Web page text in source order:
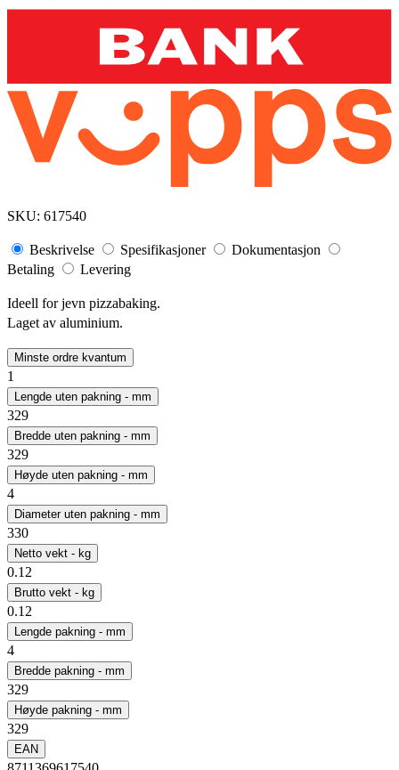
SKU: 617540
Beskrivelse Spesifikasjoner
Dokumentasjon
Betaling
Levering
Ideell for jevn pizzabaking.
Laget av aluminium.
Minste ordre kvantum
1
Lengde uten pakning - mm
329
Bredde uten pakning - mm
329
Høyde uten pakning - mm
4
Diameter uten pakning - mm
330
Netto vekt - kg
0.12
Brutto vekt - kg
0.12
Lengde pakning - mm
4
Bredde pakning - mm
329
Høyde pakning - mm
329
EAN